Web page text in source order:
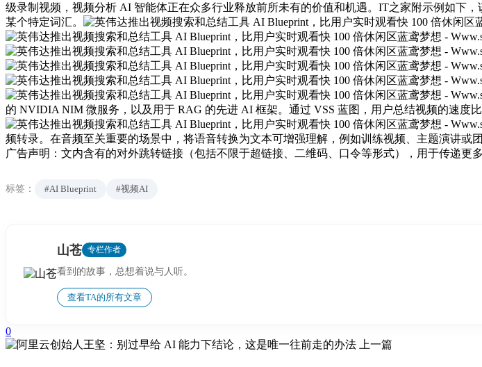
级录制视频，视频分析 AI 智能体正在众多行业释放前所未有的价值和机遇。IT之家附示例如下
某个特定词汇。
的 NVIDIA NIM 微服务，以及用于 RAG 的先进 AI 框架。通过 VSS 蓝图，用户总结视频的速度
频转录。在音频至关重要的场景中，将语音转换为文本可增强理解，例如训练视频、主题演讲或团
广告声明：文内含有的对外跳转链接（包括不限于超链接、二维码、口令等形式），用于传递更
标签： #AI Blueprint #视频AI
山苍 专栏作者
看到的故事，总想着说与人听。
查看TA的所有文章
0
上一篇